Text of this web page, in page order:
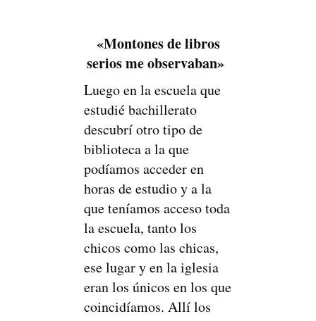
«Montones de libros
serios me observaban»
Luego en la escuela que
estudié bachillerato
descubrí otro tipo de
biblioteca a la que
podíamos acceder en
horas de estudio y a la
que teníamos acceso toda
la escuela, tanto los
chicos como las chicas,
ese lugar y en la iglesia
eran los únicos en los que
coincidíamos. Allí los